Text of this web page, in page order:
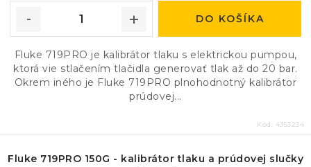
DO KOŠÍKA
Fluke 719PRO je kalibrátor tlaku s elektrickou pumpou,
ktorá vie stlačením tlačidla generovať tlak až do 20 bar.
Okrem iného je Fluke 719PRO plnohodnotný kalibrátor
prúdovej...
Kód: 4353234
Fluke 719PRO 150G - kalibrátor tlaku a prúdovej slučky